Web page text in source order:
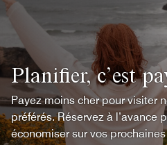
Planifier, c’est
Payez moins cher pour visiter
préférés. Réservez à l’avance
économiser sur vos